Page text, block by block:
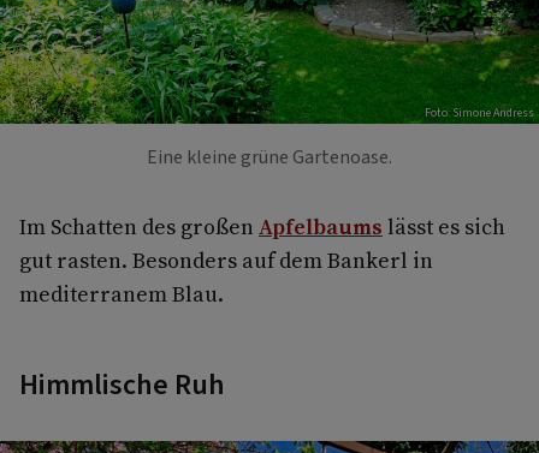
Foto: Simone Andress
Eine kleine grüne Gartenoase.
Im Schatten des großen Apfelbaums lässt es sich
gut rasten. Besonders auf dem Bankerl in
mediterranem Blau.
Himmlische Ruh